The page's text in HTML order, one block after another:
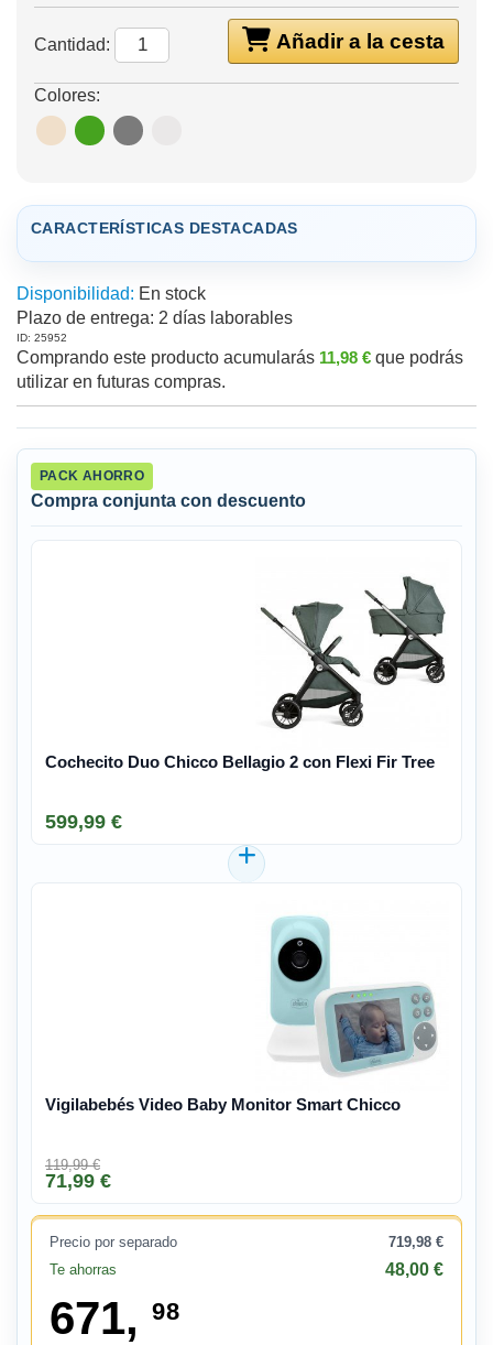
Añadir a la cesta
Cantidad:
Colores:
CARACTERÍSTICAS DESTACADAS
Disponibilidad: En stock
Plazo de entrega: 2 días laborables
ID: 25952
Comprando este producto acumularás 11,98 € que podrás
utilizar en futuras compras.
PACK AHORRO
Compra conjunta con descuento
Cochecito Duo Chicco Bellagio 2 con Flexi Fir Tree
599,99 €
Vigilabebés Video Baby Monitor Smart Chicco
119,99 €
71,99 €
Precio por separado
719,98 €
Te ahorras
48,00 €
671, 98